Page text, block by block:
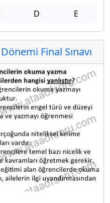
D E
Final Sınavı